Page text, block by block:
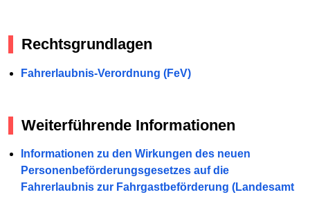
Rechtsgrundlagen
Fahrerlaubnis-Verordnung (FeV)
Weiterführende Informationen
Informationen zu den Wirkungen des neuen
Personenbeförderungsgesetzes auf die
Fahrerlaubnis zur Fahrgastbeförderung (Landesamt